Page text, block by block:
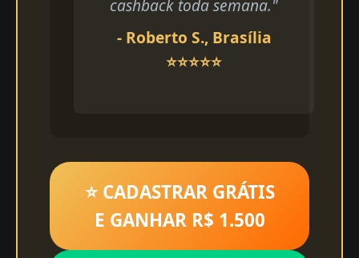
cashback toda semana."
- Roberto S., Brasília
⭐⭐⭐⭐⭐
⭐ CADASTRAR GRÁTIS
E GANHAR R$ 1.500